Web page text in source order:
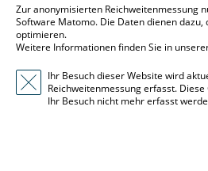
Zur anonymisierten Reichweitenmessung
Software Matomo. Die Daten dienen dazu,
optimieren.
Weitere Informationen finden Sie in
Ihr Besuch dieser Website wird
Reichweitenmessung erfasst.
Ihr Besuch nicht mehr erfasst